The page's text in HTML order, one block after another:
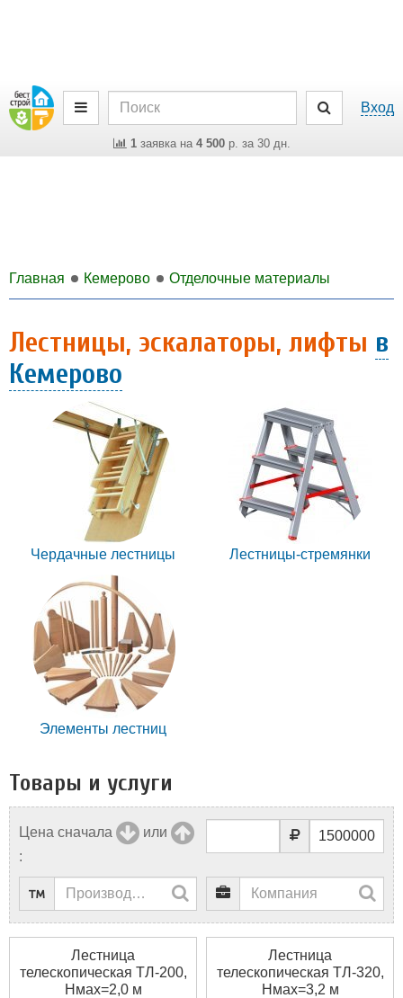
Вход
1заявка на 4 500р. за 30 дн.
Главная Кемерово Отделочные материалы
Лестницы, эскалаторы, лифты в
Кемерово
Чердачные лестницы Лестницы-стремянки
Элементы лестниц
Товары и услуги
Цена сначала
или
:
Лестница
телескопическая ТЛ-200,
Нмах=2,0 м
Лестница
телескопическая ТЛ-320,
Нмах=3,2 м